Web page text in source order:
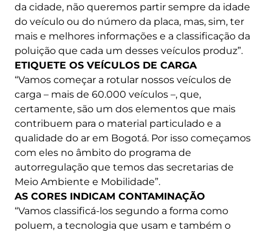
da cidade, não queremos partir sempre da idade
do veículo ou do número da placa, mas, sim, ter
mais e melhores informações e a classificação da
poluição que cada um desses veículos produz”.
ETIQUETE OS VEÍCULOS DE CARGA
“Vamos começar a rotular nossos veículos de
carga – mais de 60.000 veículos –, que,
certamente, são um dos elementos que mais
contribuem para o material particulado e a
qualidade do ar em Bogotá. Por isso começamos
com eles no âmbito do programa de
autorregulação que temos das secretarias de
Meio Ambiente e Mobilidade”.
AS CORES INDICAM CONTAMINAÇÃO
“Vamos classificá-los segundo a forma como
poluem, a tecnologia que usam e também o